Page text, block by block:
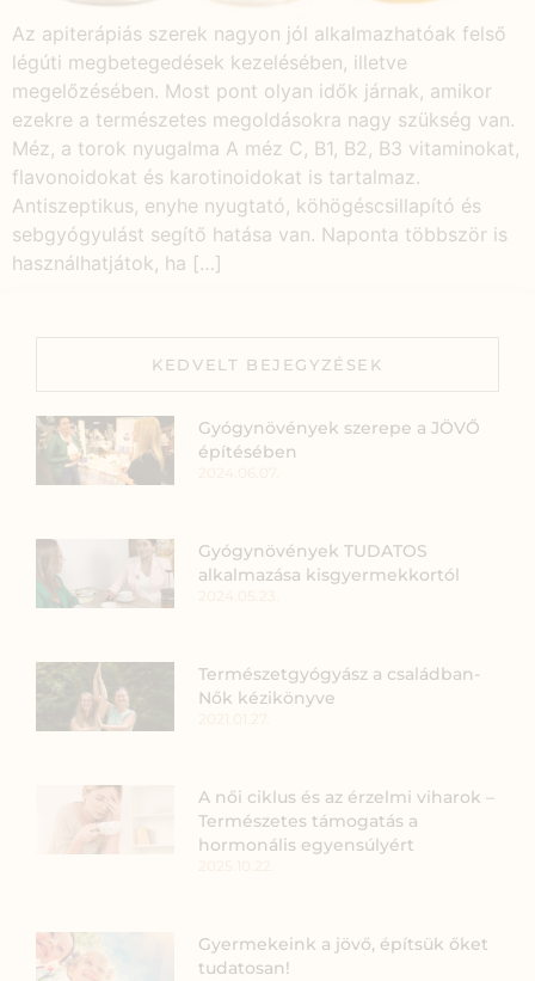
Az apiterápiás szerek nagyon jól alkalmazhatóak felső
légúti megbetegedések kezelésében, illetve
megelőzésében. Most pont olyan idők járnak, amikor
ezekre a természetes megoldásokra nagy szükség van.
Méz, a torok nyugalma A méz C, B1, B2, B3 vitaminokat,
flavonoidokat és karotinoidokat is tartalmaz.
Antiszeptikus, enyhe nyugtató, köhögéscsillapító és
sebgyógyulást segítő hatása van. Naponta többször is
használhatjátok, ha […]
KEDVELT BEJEGYZÉSEK
Gyógynövények szerepe a JÖVŐ
építésében
Gyógynövények TUDATOS
alkalmazása kisgyermekkortól
Természetgyógyász a családban-
Nők kézikönyve
A női ciklus és az érzelmi viharok –
Természetes támogatás a
hormonális egyensúlyért
Gyermekeink a jövő, építsük őket
tudatosan!